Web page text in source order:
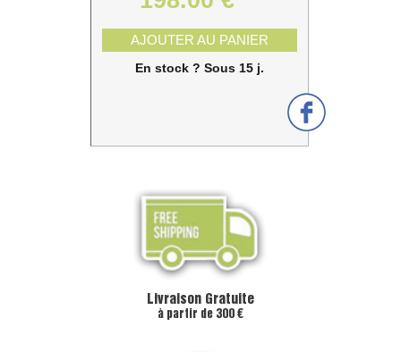
AJOUTER AU PANIER
En stock ? Sous 15 j.
Livraison Gratuite
à partir de 300 €